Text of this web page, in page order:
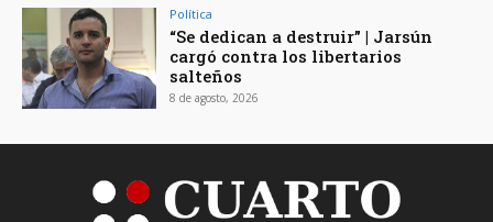
Política
“Se dedican a destruir” | Jarsún
cargó contra los libertarios
salteños
8 de agosto, 2026